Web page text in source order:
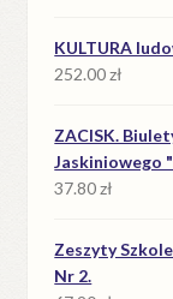
KULTURA
252.00zł
ZACISK.
Jaskiniowego
37.80zł
Zeszyty
Nr 2.